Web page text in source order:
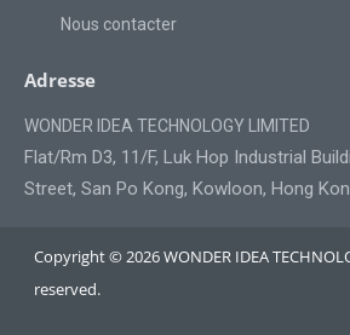
Nous contacter
Adresse
WONDER IDEA TECHNOLOGY LIMITED
Flat/Rm D3, 11/F, Luk Hop Industrial
Street, San Po Kong, Kowloon, Hong
Copyright © 2026 WONDER IDEA
reserved.